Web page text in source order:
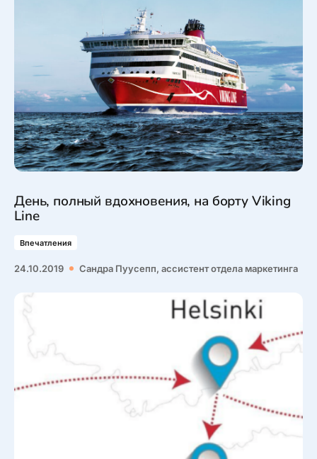
День, полный вдохновения, на борту Viking
Line
Впечатления
24.10.2019 Сандра Пуусепп, ассистент отдела маркетинга